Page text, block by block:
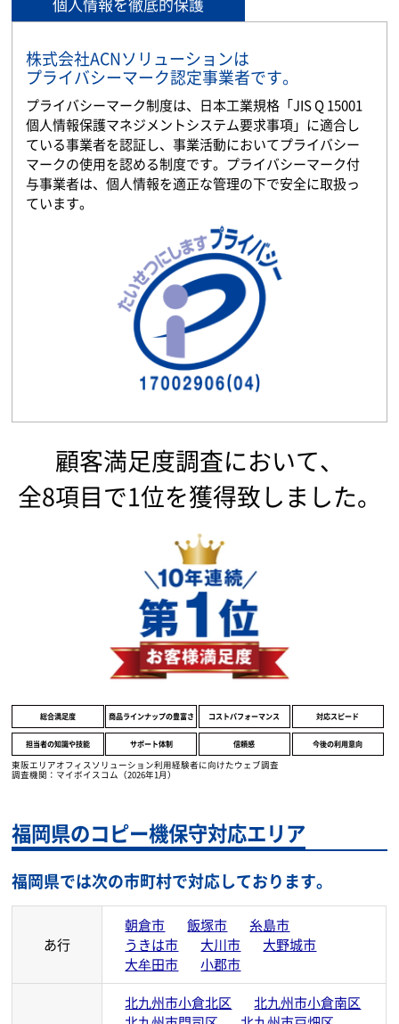
株式会社ACNソリューションは
プライバシーマーク認定事業者です。
プライバシーマーク制度は、日本工業規格「JIS Q 15001
個人情報保護マネジメントシステム要求事項」に適合し
ている事業者を認証し、事業活動においてプライバシー
マークの使用を認める制度です。プライバシーマーク付
与事業者は、個人情報を適正な管理の下で安全に取扱っ
ています。
顧客満足度調査において、
全8項目で1位を獲得致しました。
総合満足度 商品ラインナップの豊富さ コストパフォーマンス 対応スピード
担当者の知識や技能 サポート体制 信頼感 今後の利用意向
東阪エリアオフィスソリューション利用経験者に向けたウェブ調査
調査機関：マイボイスコム（2026年1月）
福岡県のコピー機保守対応エリア
福岡県では次の市町村で対応しております。
あ行
朝倉市 飯塚市
糸島市
うきは市
大川市
大野城市
大牟田市
小郡市
北九州市小倉北区
北九州市小倉南区